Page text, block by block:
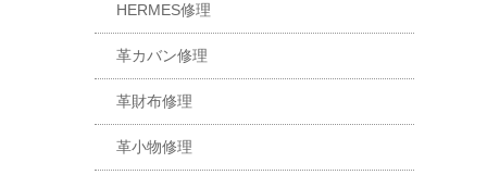
HERMES修理
革カバン修理
革財布修理
革小物修理